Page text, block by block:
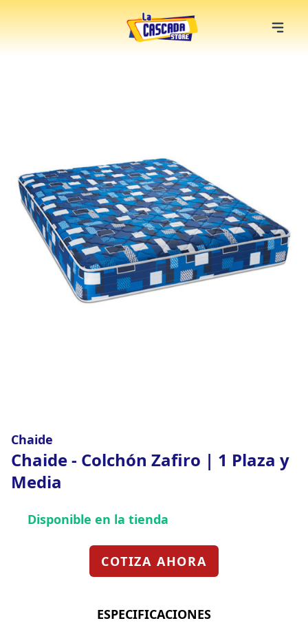
Chaide
Chaide - Colchón Zafiro | 1 Plaza y
Media
Disponible en la tienda
COTIZA AHORA
ESPECIFICACIONES